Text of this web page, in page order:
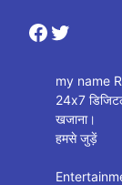
Facebook
Twitter
my name
24x7
खजाना।
हमसे जुड़ें